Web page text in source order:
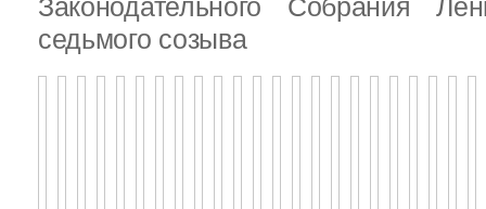
Законодательного Собрания
седьмого созыва